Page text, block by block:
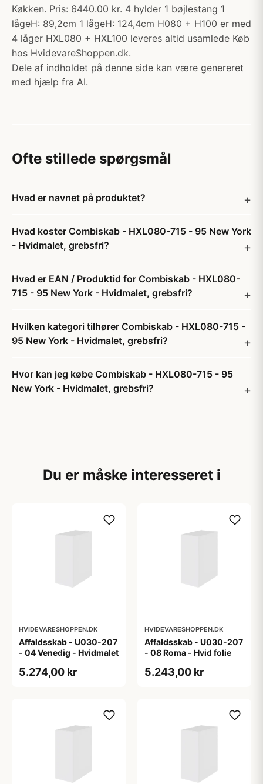
Køkken. Pris: 6440.00 kr. 4 hylder 1 bøjlestang 1
lågeH: 89,2cm 1 lågeH: 124,4cm H080 + H100 er med
4 låger HXL080 + HXL100 leveres altid usamlede Køb
hos HvidevareShoppen.dk.
Dele af indholdet på denne side kan være genereret
med hjælp fra AI.
Ofte stillede spørgsmål
Hvad er navnet på produktet?
Hvad koster Combiskab - HXL080-715 - 95 New York
- Hvidmalet, grebsfri?
Hvad er EAN / Produktid for Combiskab - HXL080-
715 - 95 New York - Hvidmalet, grebsfri?
Hvilken kategori tilhører Combiskab - HXL080-715 -
95 New York - Hvidmalet, grebsfri?
Hvor kan jeg købe Combiskab - HXL080-715 - 95
New York - Hvidmalet, grebsfri?
Du er måske interesseret i
HVIDEVARESHOPPEN.DK
Affaldsskab - U030-207
- 04 Venedig - Hvidmalet
5.274,00 kr
HVIDEVARESHOPPEN.DK
Affaldsskab - U030-207
- 08 Roma - Hvid folie
5.243,00 kr